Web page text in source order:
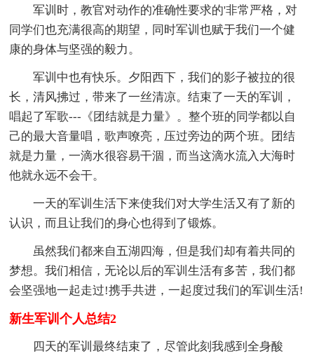
军训时，教官对动作的准确性要求的'非常严格，对
同学们也充满很高的期望，同时军训也赋于我们一个健
康的身体与坚强的毅力。
军训中也有快乐。夕阳西下，我们的影子被拉的很
长，清风拂过，带来了一丝清凉。结束了一天的军训，
唱起了军歌---《团结就是力量》。整个班的同学都以自
己的最大音量唱，歌声嘹亮，压过旁边的两个班。团结
就是力量，一滴水很容易干涸，而当这滴水流入大海时
他就永远不会干。
一天的军训生活下来使我们对大学生活又有了新的
认识，而且让我们的身心也得到了锻炼。
虽然我们都来自五湖四海，但是我们却有着共同的
梦想。我们相信，无论以后的军训生活有多苦，我们都
会坚强地一起走过!携手共进，一起度过我们的军训生活!
新生军训个人总结2
四天的军训最终结束了，尽管此刻我感到全身酸